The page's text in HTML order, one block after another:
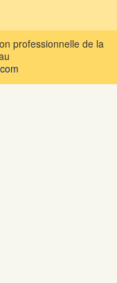
professionnelle de la